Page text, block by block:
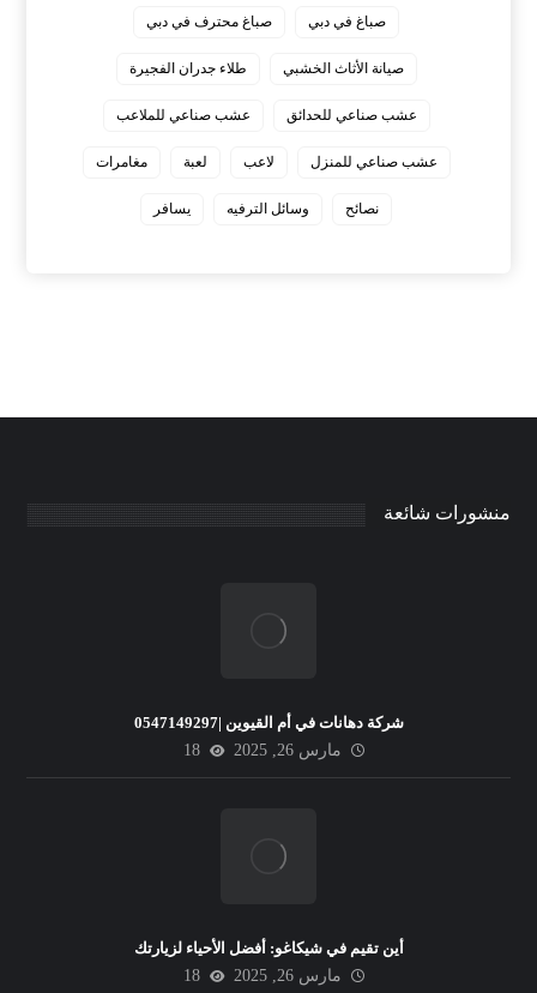
صباغ في دبي صباغ محترف في دبي
صيانة الأثاث الخشبي طلاء جدران الفجيرة
عشب صناعي للحدائق عشب صناعي للملاعب
عشب صناعي للمنزل لاعب لعبة مغامرات
نصائح وسائل الترفيه يسافر
منشورات شائعة
شركة دهانات في أم القيوين |0547149297
مارس 26, 2025
18
أين تقيم في شيكاغو: أفضل الأحياء لزيارتك
مارس 26, 2025
18